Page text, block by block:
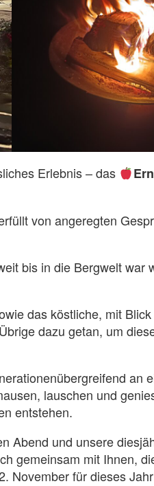
Erlebnis – das
von angeregten
bis in die Bergwelt war
das köstliche, mit Blick
dazu getan, um
an
lauschen und
entstehen.
Abend und unsere
gemeinsam mit Ihnen,
November für dieses